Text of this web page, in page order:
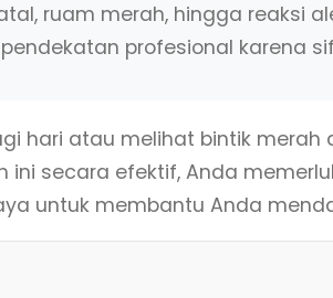
ruam merah, hingga reaksi
profesional karena
hari atau melihat bintik merah
secara efektif, Anda
untuk membantu Anda